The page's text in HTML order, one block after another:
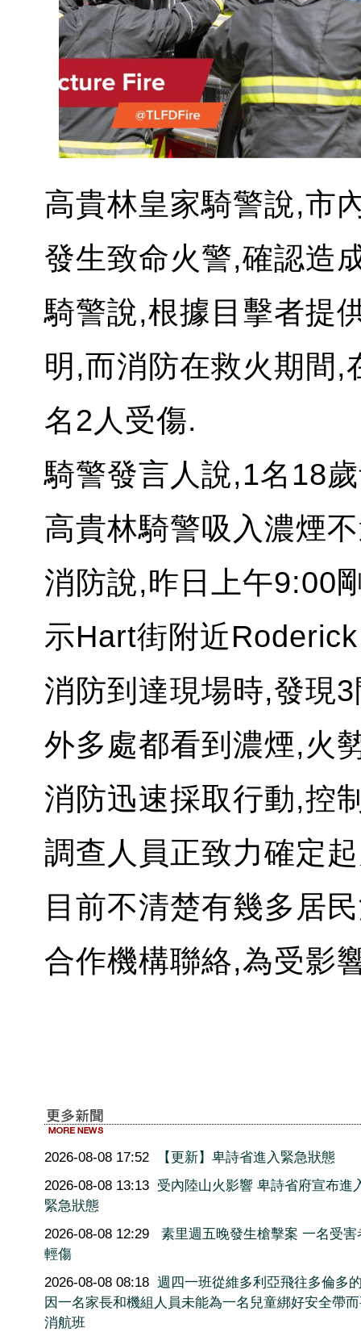
高貴林皇家騎警說,市
發生致命火警,確認造
騎警說,根據目擊者提
明,而消防在救火期間,
名2人受傷.
騎警發言人說,1名18
高貴林騎警吸入濃煙
消防說,昨日上午9:00
示Hart街附近
消防到達現場時,發現
外多處都看到濃煙,火
消防迅速採取行動,控
調查人員正致力確定
目前不清楚有幾多居
合作機構聯絡,為受影
2026-08-08 17:52
【更新】卑詩省進入緊急狀態
2026-08-08 13:13 受內陸山火影響 卑詩省府宣布進
緊急狀態
2026-08-08 12:29
素里週五晚發生槍擊案 一名受害
輕傷
2026-08-08 08:18 週四一班從維多利亞飛往多倫多
因一名家長和機組人員未能為一名兒童綁好安全帶
消航班